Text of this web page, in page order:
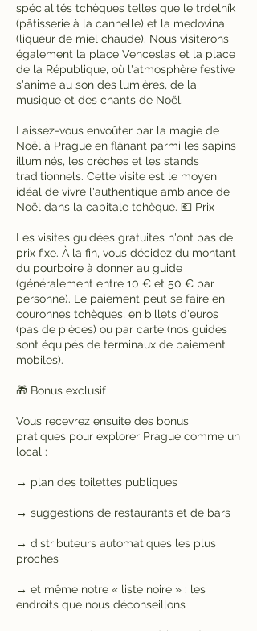
spécialités tchèques telles que le trdelník
(pâtisserie à la cannelle) et la medovina
(liqueur de miel chaude). Nous visiterons
également la place Venceslas et la place
de la République, où l'atmosphère festive
s'anime au son des lumières, de la
musique et des chants de Noël.
Laissez-vous envoûter par la magie de
Noël à Prague en flânant parmi les sapins
illuminés, les crèches et les stands
traditionnels. Cette visite est le moyen
idéal de vivre l'authentique ambiance de
Noël dans la capitale tchèque. 💶 Prix
Les visites guidées gratuites n'ont pas de
prix fixe. À la fin, vous décidez du montant
du pourboire à donner au guide
(généralement entre 10 € et 50 € par
personne). Le paiement peut se faire en
couronnes tchèques, en billets d'euros
(pas de pièces) ou par carte (nos guides
sont équipés de terminaux de paiement
mobiles).
🎁 Bonus exclusif
Vous recevrez ensuite des bonus
pratiques pour explorer Prague comme un
local :
→ plan des toilettes publiques
→ suggestions de restaurants et de bars
→ distributeurs automatiques les plus
proches
→ et même notre « liste noire » : les
endroits que nous déconseillons